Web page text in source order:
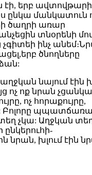
երբ
ընկա մանկատուն
ծաղրի առար
տնօրենի մոտ
չգիտեի ինչ
ծնողները
նայում էին
ոչ ոք նրան
ոչ հորաքույրը,
Բոլորը
չկա: Աղջկան
նրան, խլում էին